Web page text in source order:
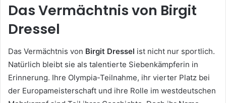
Das Vermächtnis von Birgit
Dressel
Das Vermächtnis von Birgit Dressel ist nicht nur sportlich.
Natürlich bleibt sie als talentierte Siebenkämpferin in
Erinnerung. Ihre Olympia-Teilnahme, ihr vierter Platz bei
der Europameisterschaft und ihre Rolle im westdeutschen